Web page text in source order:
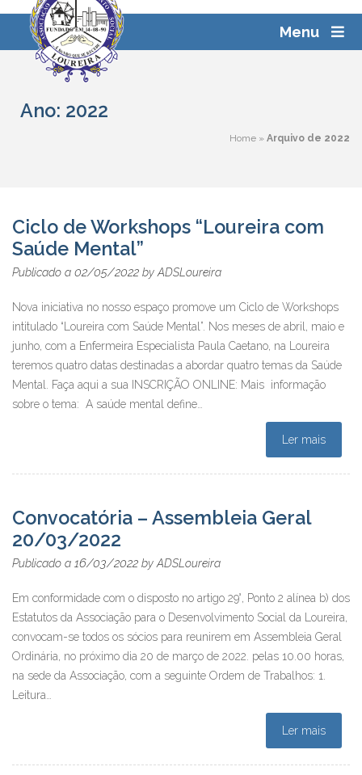
content
Pesquisar
Menu
Ano: 2022
Home » Arquivo de 2022
Ciclo de Workshops “Loureira com
Saúde Mental”
Publicado a 02/05/2022 by ADSLoureira
Nova iniciativa no nosso espaço promove um Ciclo de Workshops
intitulado “Loureira com Saúde Mental”. Nos meses de abril, maio e
junho, com a Enfermeira Especialista Paula Caetano, na Loureira
teremos quatro datas destinadas a abordar quatro temas da Saúde
Mental. Faça aqui a sua INSCRIÇÃO ONLINE: Mais informação
sobre o tema: A saúde mental define…
Ler mais
Convocatória – Assembleia Geral
20/03/2022
Publicado a 16/03/2022 by ADSLoureira
Em conformidade com o disposto no artigo 29°, Ponto 2 alínea b) dos
Estatutos da Associação para o Desenvolvimento Social da Loureira,
convocam-se todos os sócios para reunirem em Assembleia Geral
Ordinária, no próximo dia 20 de março de 2022. pelas 10.00 horas,
na sede da Associação, com a seguinte Ordem de Trabalhos: 1.
Leitura…
Ler mais